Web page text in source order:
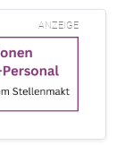
ANZEIGE